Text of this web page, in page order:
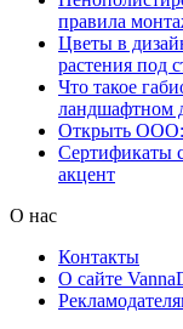
правила
Цветы в
растения под
Что такое
ландшафтном
Открыть ООО:
Сертификаты
акцент
О нас
Контакты
О сайте